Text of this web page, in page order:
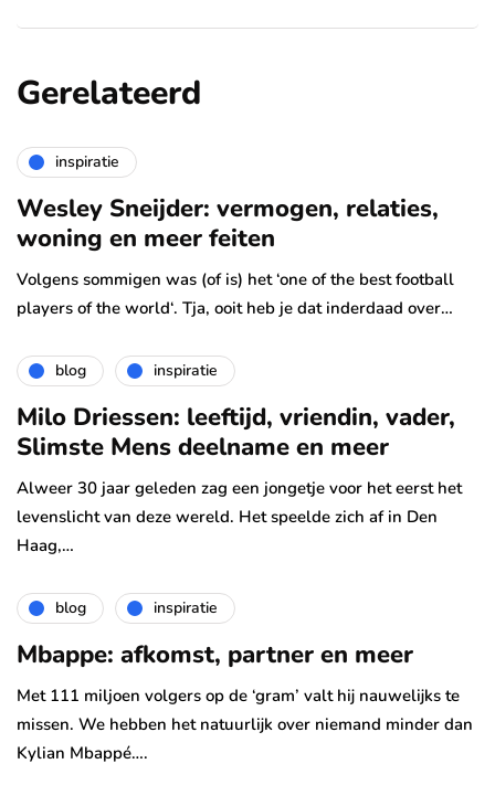
Gerelateerd
inspiratie
Wesley Sneijder: vermogen, relaties,
woning en meer feiten
Volgens sommigen was (of is) het ‘one of the best football
players of the world‘. Tja, ooit heb je dat inderdaad over…
blog inspiratie
Milo Driessen: leeftijd, vriendin, vader,
Slimste Mens deelname en meer
Alweer 30 jaar geleden zag een jongetje voor het eerst het
levenslicht van deze wereld. Het speelde zich af in Den
Haag,…
blog inspiratie
Mbappe: afkomst, partner en meer
Met 111 miljoen volgers op de ‘gram’ valt hij nauwelijks te
missen. We hebben het natuurlijk over niemand minder dan
Kylian Mbappé….